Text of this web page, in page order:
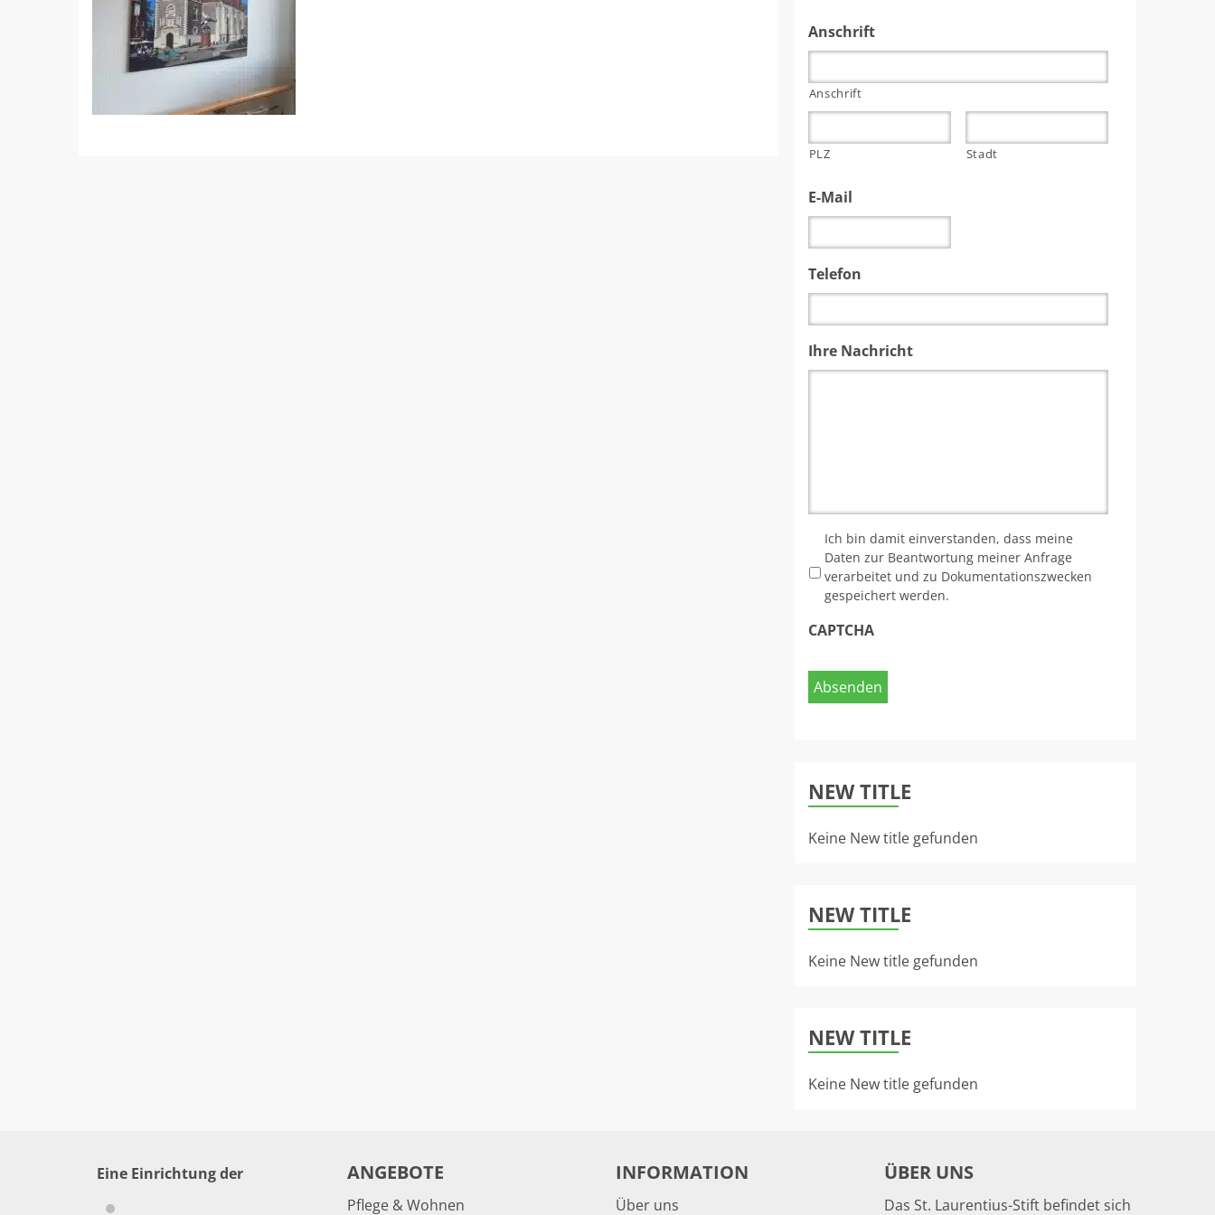
Anschrift
Anschrift
PLZ Stadt
E-Mail
Telefon
Ihre Nachricht
Ich bin damit einverstanden, dass meine
Daten zur Beantwortung meiner Anfrage
verarbeitet und zu Dokumentationszwecken
gespeichert werden.
CAPTCHA
NEW TITLE
Keine New title gefunden
NEW TITLE
Keine New title gefunden
NEW TITLE
Keine New title gefunden
Eine Einrichtung der ANGEBOTE
Pflege & Wohnen
INFORMATION
Über uns
ÜBER UNS
Das St. Laurentius-Stift befindet sich